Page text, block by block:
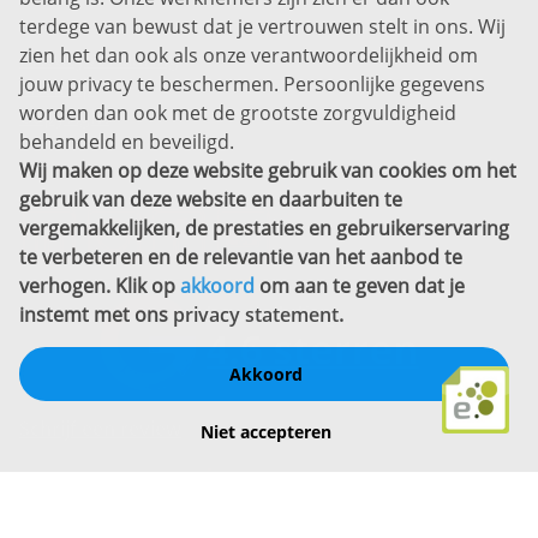
Disclaimer
Privacyverklaring
Sitemap
Copyright
Bekijk ook eens
terdege van bewust dat je vertrouwen stelt in ons. Wij
zien het dan ook als onze verantwoordelijkheid om
jouw privacy te beschermen. Persoonlijke gegevens
worden dan ook met de grootste zorgvuldigheid
behandeld en beveiligd.
Wij maken op deze website gebruik van cookies om het
gebruik van deze website en daarbuiten te
vergemakkelijken, de prestaties en gebruikerservaring
te verbeteren en de relevantie van het aanbod te
verhogen. Klik opakkoord om aan te geven dat je
instemt met ons privacy statement.
Akkoord
Niet accepteren